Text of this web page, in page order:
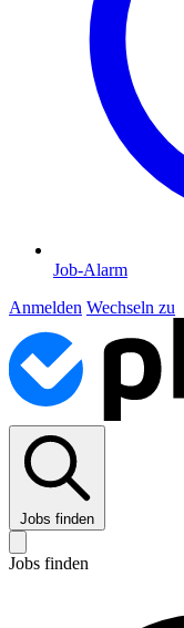
Job-Alarm
Anmelden Wechseln zu
Jobs finden
Jobs finden